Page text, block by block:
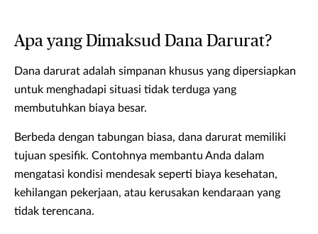
Apa yang Dimaksud Dana Darurat?
Dana darurat adalah simpanan khusus yang dipersiapkan
untuk menghadapi situasi tidak terduga yang
membutuhkan biaya besar.
Berbeda dengan tabungan biasa, dana darurat memiliki
tujuan spesifik. Contohnya membantu Anda dalam
mengatasi kondisi mendesak seperti biaya kesehatan,
kehilangan pekerjaan, atau kerusakan kendaraan yang
tidak terencana.